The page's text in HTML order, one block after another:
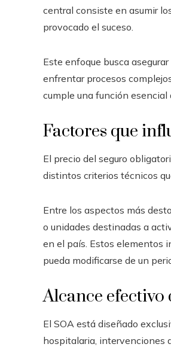
central consiste en asumir
provocado el suceso.
Este enfoque busca
enfrentar procesos
cumple una función
Factores que
El precio del seguro
distintos criterios técnicos
Entre los aspectos más
o unidades destinadas a
en el país. Estos elementos
pueda modificarse de un
Alcance
El SOA está diseñado
hospitalaria, intervenciones